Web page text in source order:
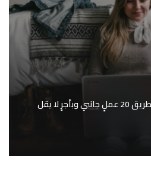
اكسب المال الإضافي عن طريق 20 عملٍ جانبي وبأجرٍ لا يقل